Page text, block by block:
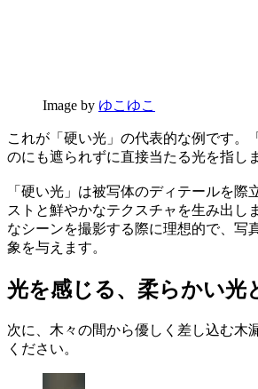
Image by ゆこゆこ
これが「硬い光」の代表的な例です。
のにも遮られずに直接当たる光を指し
「硬い光」は被写体のディテールを際
ストと鮮やかなテクスチャを生み出し
なシーンを撮影する際に理想的で、写
象を与えます。
光を感じる、柔らかい光
次に、木々の間から優しく差し込む木
ください。